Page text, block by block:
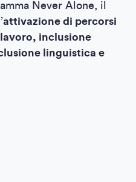
Never Alone, il
attivazione di percorsi
inclusione
linguistica e